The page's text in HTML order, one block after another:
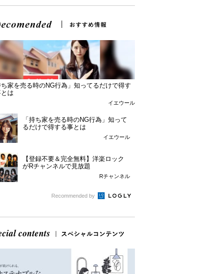
家を売る時のNG行為」知ってるだけで得す
は
イエウール
「持ち家を売る時のNG行為」知って
るだけで得する事とは
イエウール
【登録不要＆完全無料】洋楽ロック
がRチャンネルで見放題
Rチャンネル
Recommended by